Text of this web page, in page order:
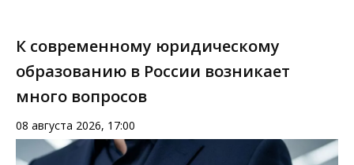
К современному юридическому
образованию в России возникает
много вопросов
08 августа 2026, 17:00